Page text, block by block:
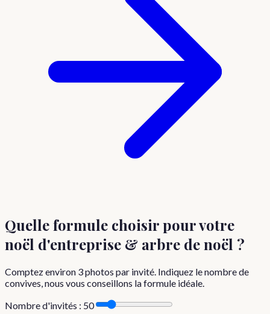
Quelle formule choisirpour votre
noël d'entreprise & arbre de noël ?
Comptez environ 3photos par invité. Indiquez le nombre de
convives, nous vous conseillons la formule idéale.
Nombre d'invités : 50